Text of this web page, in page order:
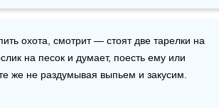
на песок и думает, поесть ему или
же не раздумывая выпьем и закусим.